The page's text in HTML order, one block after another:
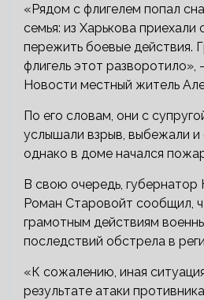
«Рядом с флигелем попал
семья: из Харькова
пережить боевые действия.
флигель этот
Новости местный житель
По его словам, они с
услышали взрыв, выбежали и
однако в доме начался
В свою очередь, губернатор
Роман Старовойт сообщил,
грамотным действиям
последствий обстрела в
«К сожалению, иная
результате атаки